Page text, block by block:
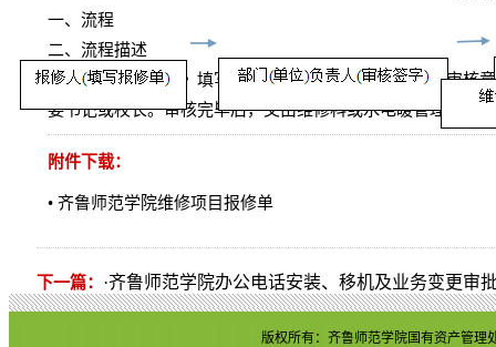
一、流程
二、流程描述
报修人把《报修单》填写完整后，部门、单位负责人在审核
委书记或校长。审核完毕后，交由维修科或水电暖管理处科
附件下载：
• 齐鲁师范学院维修项目报修单
下一篇： ·齐鲁师范学院办公电话安装、移机及业务变更审
版权所有：齐鲁师范学院国有资产管理